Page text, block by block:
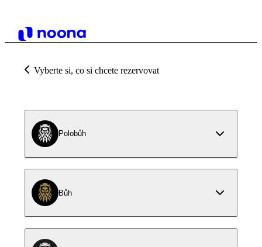
Vyberte si, co si chcete rezervovat
Polobůh
Bůh